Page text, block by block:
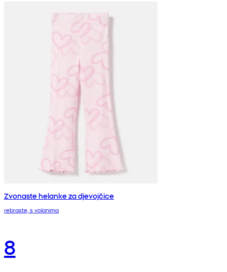
Zvonaste helanke za djevojčice
rebraste, s volanima
8